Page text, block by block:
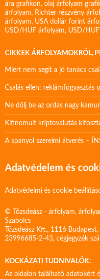
ára grafikon, olaj árfolyam
árfolyam, Richter részvény
árfolyam, USA dollár forint
USD/HUF árfolyam, USD/
CIKKEK ÁRFOLYAMOKRÓL,
Miért nem segít a jó tanács
Csalás ellen: reklámfogyasztás
Ne dőlj be az ordas nagy
Kifinomult kriptovalutás
A spanyol szerelmi átverés –
Adatvédelem és
Adatvédelmi és cookie
© Tőzsdeász - árfolyam,
Szabolcs
Tőzsdeász Kft., 1116
23996685-2-43, cégjegyzék
KOCKÁZATI TUDNIVALÓK:
Az oldalon található adatokért